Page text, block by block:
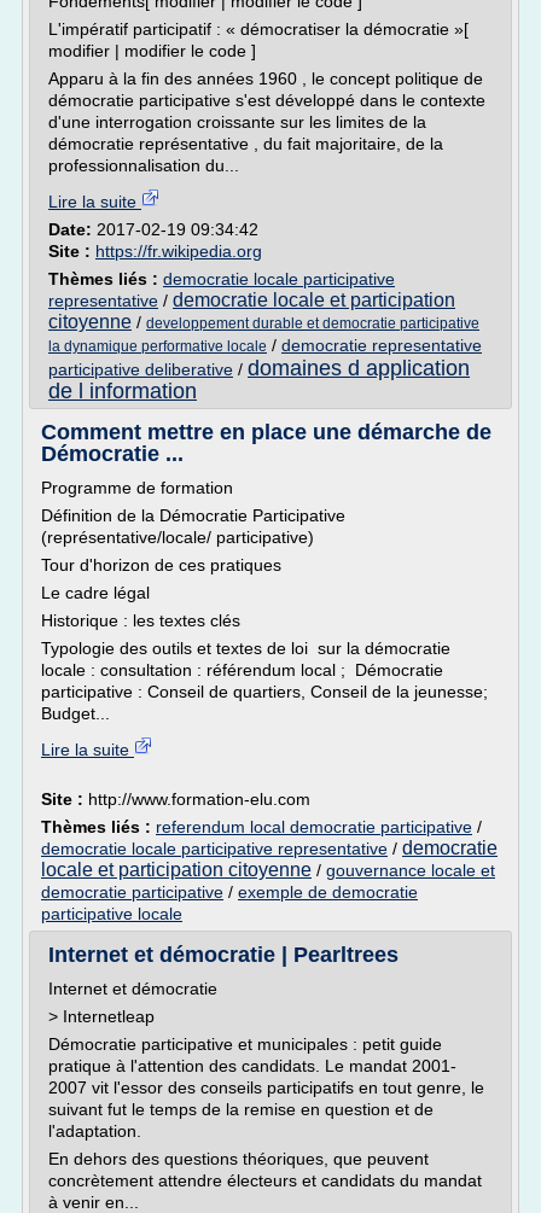
L'impératif participatif : « démocratiser la démocratie »[
modifier | modifier le code ]
Apparu à la fin des années 1960 , le concept politique de
démocratie participative s'est développé dans le contexte
d'une interrogation croissante sur les limites de la
démocratie représentative , du fait majoritaire, de la
professionnalisation du...
Lire la suite
Date: 2017-02-19 09:34:42
Site : https://fr.wikipedia.org
Thèmes liés : democratie locale participative
representative / democratie locale et participation
citoyenne / developpement durable et democratie participative
la dynamique performative locale / democratie representative
participative deliberative / domaines d application
de l information
Comment mettre en place une démarche de
Démocratie ...
Programme de formation
Définition de la Démocratie Participative
(représentative/locale/ participative)
Tour d'horizon de ces pratiques
Le cadre légal
Historique : les textes clés
Typologie des outils et textes de loi sur la démocratie
locale : consultation : référendum local ; Démocratie
participative : Conseil de quartiers, Conseil de la jeunesse;
Budget...
Lire la suite
Site : http://www.formation-elu.com
Thèmes liés : referendum local democratie participative /
democratie locale participative representative / democratie
locale et participation citoyenne / gouvernance locale et
democratie participative / exemple de democratie
participative locale
Internet et démocratie | Pearltrees
Internet et démocratie
> Internetleap
Démocratie participative et municipales : petit guide
pratique à l'attention des candidats. Le mandat 2001-
2007 vit l'essor des conseils participatifs en tout genre, le
suivant fut le temps de la remise en question et de
l'adaptation.
En dehors des questions théoriques, que peuvent
concrètement attendre électeurs et candidats du mandat
à venir en...